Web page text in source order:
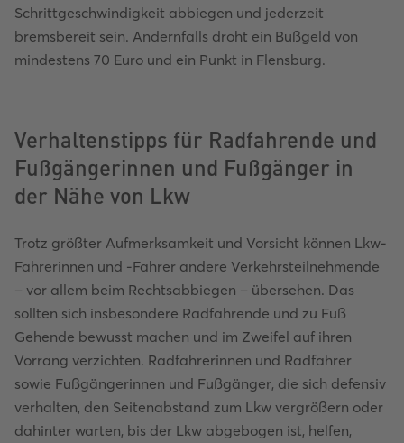
Schrittgeschwindigkeit abbiegen und jederzeit
bremsbereit sein. Andernfalls droht ein Bußgeld von
mindestens 70 Euro und ein Punkt in Flensburg.
Verhaltenstipps für Radfahrende und
Fußgängerinnen und Fußgänger in
der Nähe von Lkw
Trotz größter Aufmerksamkeit und Vorsicht können Lkw-
Fahrerinnen und -Fahrer andere Verkehrsteilnehmende
– vor allem beim Rechtsabbiegen – übersehen. Das
sollten sich insbesondere Radfahrende und zu Fuß
Gehende bewusst machen und im Zweifel auf ihren
Vorrang verzichten. Radfahrerinnen und Radfahrer
sowie Fußgängerinnen und Fußgänger, die sich defensiv
verhalten, den Seitenabstand zum Lkw vergrößern oder
dahinter warten, bis der Lkw abgebogen ist, helfen,